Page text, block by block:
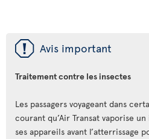
ü Avis important
Traitement contre les insectes
Les passagers voyageant dans
courant qu’Air Transat vaporise
ses appareils avant l’atterrissage